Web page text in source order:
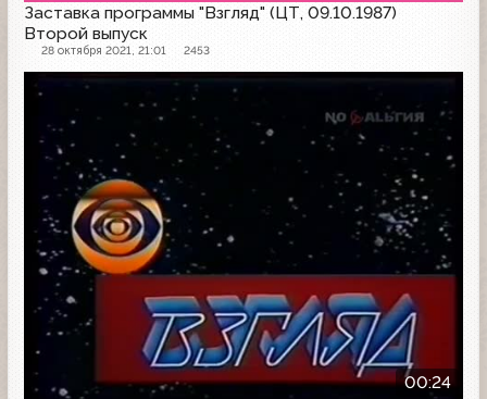
Заставка программы "Взгляд" (ЦТ, 09.10.1987)
Второй выпуск
28 октября 2021, 21:01 2453
00:24